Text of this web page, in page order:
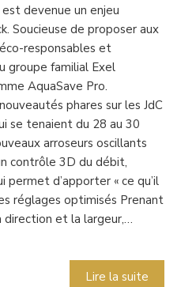
devenue un enjeu
Soucieuse de proposer aux
responsables et
groupe familial Exel
AquaSave Pro.
phares sur les JdC
se tenaient du 28 au 30
arroseurs oscillants
contrôle 3D du débit,
permet d’apporter « ce qu’il
réglages optimisés Prenant
et la largeur,…
Lire la suite